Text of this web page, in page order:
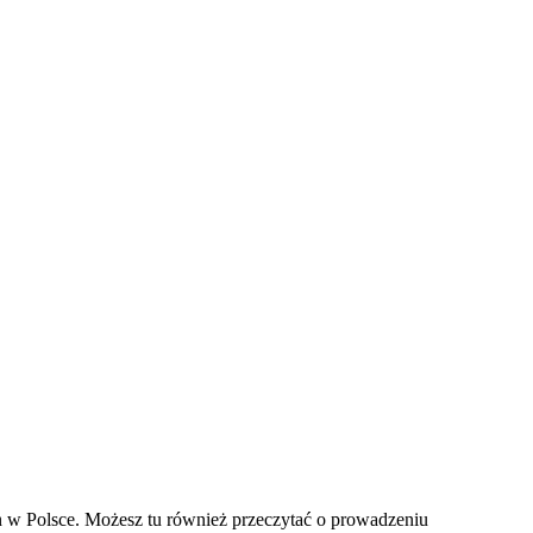
Polsce. Możesz tu również przeczytać o prowadzeniu